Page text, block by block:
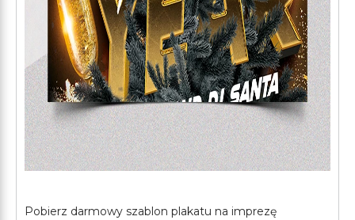
Pobierz darmowy szablon plakatu na imprezę